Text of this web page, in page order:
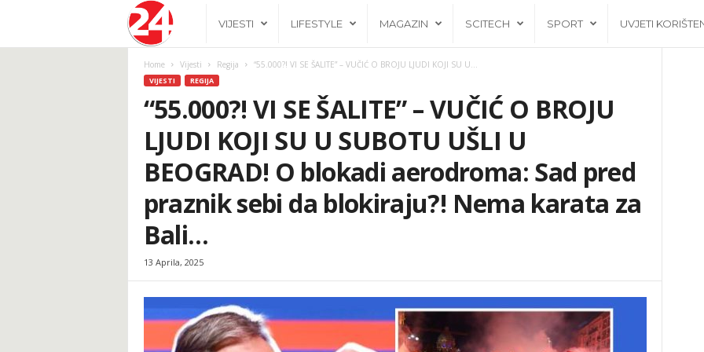
b
a
VIJESTI LIFESTYLE MAGAZIN SCITECH SPORT UVJETI
Home Vijesti Regija “55.000?! VI SE ŠALITE” – VUČIĆ O BROJU LJUDI KOJI SU U...
VIJESTI REGIJA
“55.000?! VI SE ŠALITE” – VUČIĆ O BROJU
LJUDI KOJI SU U SUBOTU UŠLI U
BEOGRAD! O blokadi aerodroma: Sad pred
praznik sebi da blokiraju?! Nema karata za
Bali…
13 Aprila, 2025